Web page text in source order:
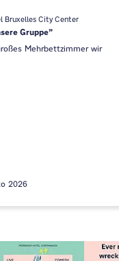
Bruxelles City Center
Gruppe
Mehrbettzimmer wir
2026